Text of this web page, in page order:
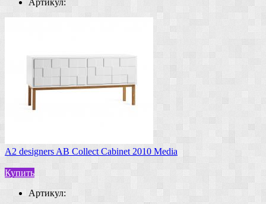
Артикул:
A2 designers AB Collect Cabinet 2010 Media
Купить
Артикул: